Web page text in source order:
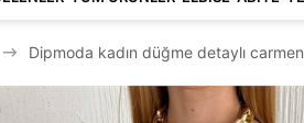
Dipmoda kadın düğme detaylı